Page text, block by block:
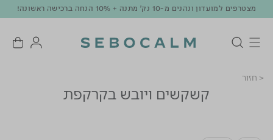
מצטרפים למועדון ונהנים מ-10 נק' מתנה + 10% הנחה ברכישה ראשונה!
< חזור
קשקשים ויובש בקרקפת